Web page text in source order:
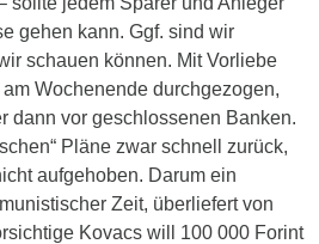
gehen kann. Ggf. sind wir
schauen können. Mit Vorliebe
Wochenende durchgezogen,
dann vor geschlossenen Banken.
Pläne zwar schnell zurück,
aufgehoben. Darum ein
Zeit, überliefert von
Kovacs will 100 000 Forint